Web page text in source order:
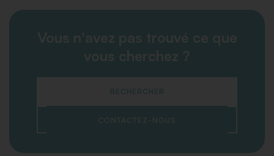
Vous n'avez pas trouvé ce que
vous cherchez ?
RECHERCHER
CONTACTEZ-NOUS